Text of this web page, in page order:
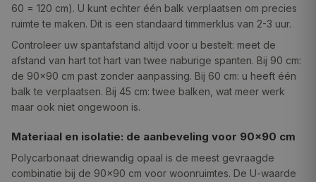
60 = 120 cm). U kunt echter één balk verplaatsen om precies
ruimte te maken. Dit is een standaard timmerklus van 2-3 uur.
Controleer uw spantafstand altijd voor u bestelt: meet de
afstand van hart tot hart van twee naburige spanten. Bij 90 cm:
de 90×90 cm past zonder aanpassing. Bij 60 cm: u heeft één
balk te verplaatsen. Bij 45 cm: twee balken, wat meer werk
maar ook niet ongewoon is.
Materiaal en isolatie: de aanbeveling voor 90×90 cm
Polycarbonaat driewandig opaal is de meest gevraagde
combinatie bij de 90×90 cm voor woonruimtes. De U-waarde